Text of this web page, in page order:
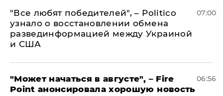
​"Все любят победителей", – Politico
узнало о восстановлении обмена
развединформацией между Украиной
и США
07:00
"Может начаться в августе", – Fire
Point анонсировала хорошую новость
06:56